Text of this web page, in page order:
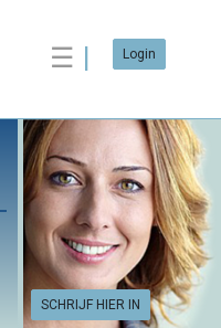
☰ Login
SCHRIJF HIER IN